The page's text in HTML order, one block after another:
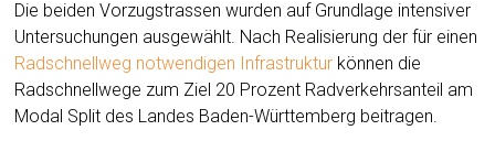
Die beiden Vorzugstrassen wurden auf Grundlage intensiver
Untersuchungen ausgewählt. Nach Realisierung der für einen
Radschnellweg notwendigen Infrastruktur können die
Radschnellwege zum Ziel 20 Prozent Radverkehrsanteil am
Modal Split des Landes Baden-Württemberg beitragen.